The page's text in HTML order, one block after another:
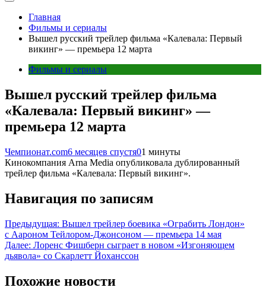
Главная
Фильмы и сериалы
Вышел русский трейлер фильма «Калевала: Первый
викинг» — премьера 12 марта
Фильмы и сериалы
Вышел русский трейлер фильма
«Калевала: Первый викинг» —
премьера 12 марта
Чемпионат.com6 месяцев спустя01 минуты
Кинокомпания Arna Media опубликовала дублированный
трейлер фильма «Калевала: Первый викинг».
Навигация по записям
Предыдущая: Вышел трейлер боевика «Ограбить Лондон»
с Аароном Тейлором-Джонсоном — премьера 14 мая
Далее: Лоренс Фишберн сыграет в новом «Изгоняющем
дьявола» со Скарлетт Йоханссон
Похожие новости